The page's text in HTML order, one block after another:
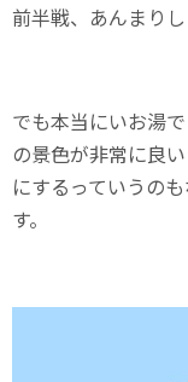
前半戦、あんまり
でも本当にいお湯
の景色が非常に良
にするっていうの
す。